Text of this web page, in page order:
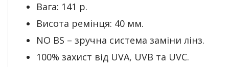
Вага: 141 р.
Висота ремінця: 40 мм.
NO BS – зручна система заміни лінз.
100% захист від UVA, UVB та UVC.